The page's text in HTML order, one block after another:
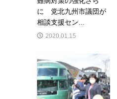
に 党北九州市議団が
相談支援セン...
2020.01.15